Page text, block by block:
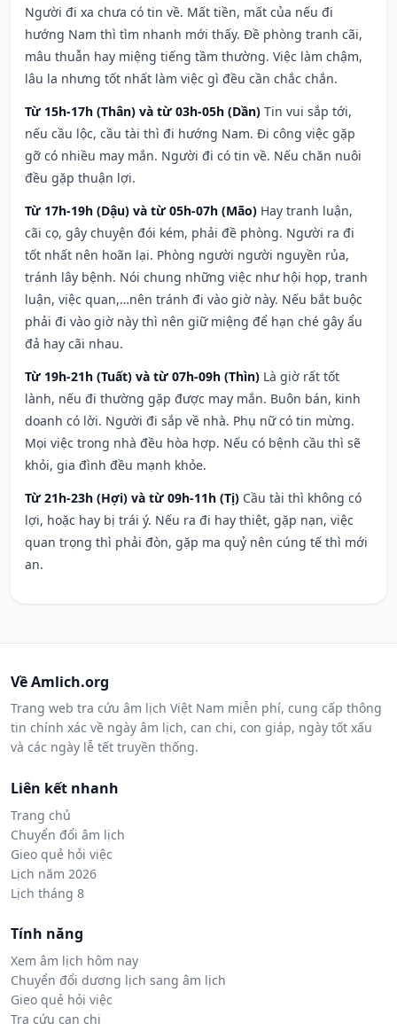
Người đi xa chưa có tin về. Mất tiền, mất của nếu đi
hướng Nam thì tìm nhanh mới thấy. Đề phòng tranh cãi,
mâu thuẫn hay miệng tiếng tầm thường. Việc làm chậm,
lâu la nhưng tốt nhất làm việc gì đều cần chắc chắn.
Từ 15h-17h (Thân) và từ 03h-05h (Dần) Tin vui sắp tới,
nếu cầu lộc, cầu tài thì đi hướng Nam. Đi công việc gặp
gỡ có nhiều may mắn. Người đi có tin về. Nếu chăn nuôi
đều gặp thuận lợi.
Từ 17h-19h (Dậu) và từ 05h-07h (Mão) Hay tranh luận,
cãi cọ, gây chuyện đói kém, phải đề phòng. Người ra đi
tốt nhất nên hoãn lại. Phòng người người nguyền rủa,
tránh lây bệnh. Nói chung những việc như hội họp, tranh
luận, việc quan,…nên tránh đi vào giờ này. Nếu bắt buộc
phải đi vào giờ này thì nên giữ miệng để hạn ché gây ẩu
đả hay cãi nhau.
Từ 19h-21h (Tuất) và từ 07h-09h (Thìn) Là giờ rất tốt
lành, nếu đi thường gặp được may mắn. Buôn bán, kinh
doanh có lời. Người đi sắp về nhà. Phụ nữ có tin mừng.
Mọi việc trong nhà đều hòa hợp. Nếu có bệnh cầu thì sẽ
khỏi, gia đình đều mạnh khỏe.
Từ 21h-23h (Hợi) và từ 09h-11h (Tị) Cầu tài thì không có
lợi, hoặc hay bị trái ý. Nếu ra đi hay thiệt, gặp nạn, việc
quan trọng thì phải đòn, gặp ma quỷ nên cúng tế thì mới
an.
Về Amlich.org
Trang web tra cứu âm lịch Việt Nam miễn phí, cung cấp thông
tin chính xác về ngày âm lịch, can chi, con giáp, ngày tốt xấu
và các ngày lễ tết truyền thống.
Liên kết nhanh
Trang chủ
Chuyển đổi âm lịch
Gieo quẻ hỏi việc
Lịch năm 2026
Lịch tháng 8
Tính năng
Xem âm lịch hôm nay
Chuyển đổi dương lịch sang âm lịch
Gieo quẻ hỏi việc
Tra cứu can chi